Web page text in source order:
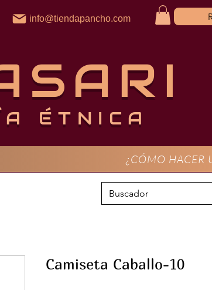
info@tiendapancho.com
¿CÓMO HACER
ÉTNICA
Camiseta Caballo-10